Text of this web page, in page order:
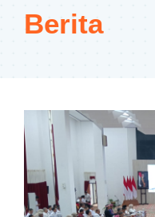
Berita